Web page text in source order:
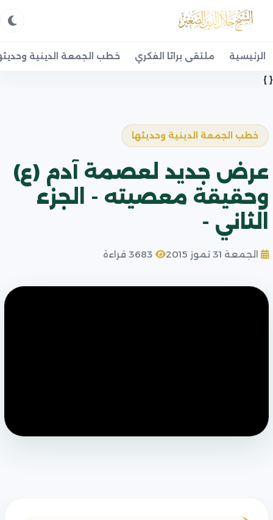
الرئيسية ملتقى براثا الفكري خطب الجمعة الدينية
{ }
خطب الجمعة الدينية وحديثها
عرض جديد لعصمة آدم (ع)
وحقيقة معصيته - الجزء
الثاني -
الجمعة 31 تموز 2015